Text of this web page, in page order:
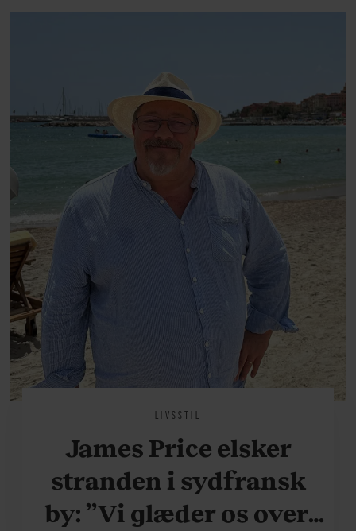
arv, angst, familieliv, frygten for
at miste stemmen og den
livsglæde, han nægter at give slip
på.
LIVSSTIL
James Price elsker
stranden i sydfransk
by: ”Vi glæder os over,